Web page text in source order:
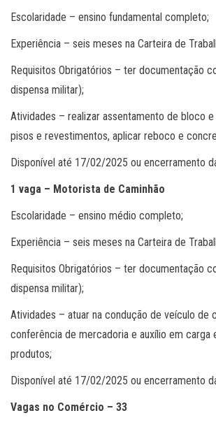
Escolaridade – ensino fundamental completo;
Experiência – seis meses na Carteira de
Requisitos Obrigatórios – ter documentação
dispensa militar);
Atividades – realizar assentamento de bloco
pisos e revestimentos, aplicar reboco e
Disponível até 17/02/2025 ou encerramento
1 vaga – Motorista de Caminhão
Escolaridade – ensino médio completo;
Experiência – seis meses na Carteira de
Requisitos Obrigatórios – ter documentação
dispensa militar);
Atividades – atuar na condução de veículo de
conferência de mercadoria e auxílio em carga
produtos;
Disponível até 17/02/2025 ou encerramento
Vagas no Comércio – 33